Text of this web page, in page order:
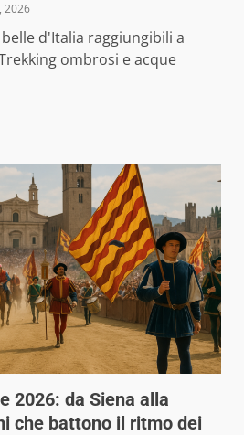
2026
d'Italia raggiungibili a
ombrosi e acque
2026: da Siena alla
che battono il ritmo dei